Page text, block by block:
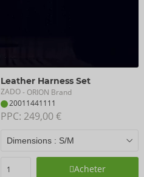
Leather Harness Set
ZADO- ORION Brand
20011441111
PPC: 249,00 €
Acheter